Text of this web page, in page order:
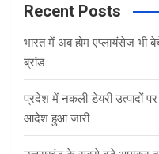
c
Recent Posts
भारत में अब होम एप्लायंसेज भी
ब्रांड
प्रदेश में नकली डेयरी उत्पादों
आदेश हुआ जारी